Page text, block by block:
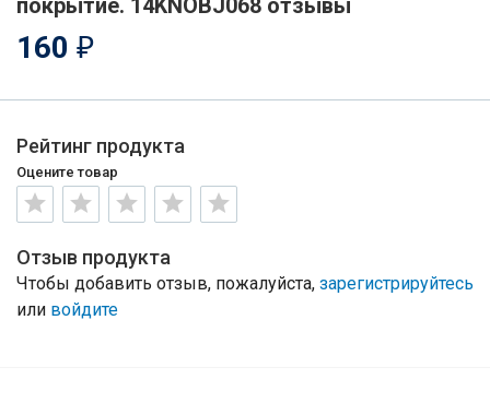
покрытие. 14KNOBJ068 отзывы
160 ₽
Рейтинг продукта
Оцените товар
Отзыв продукта
Чтобы добавить отзыв, пожалуйста, зарегистрируйтесь
или войдите